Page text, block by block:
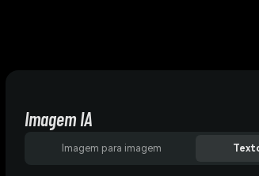
Imagem IA
Imagem para imagem